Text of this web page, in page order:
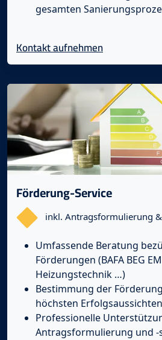
gesamten
Kontakt aufnehmen
Förderung-Service
inkl. Antragsformulierung
Umfassende Beratung
Förderungen (BAFA BEG
Heizungstechnik …)
Bestimmung der
höchsten Erfolgsaussichten
Professionelle
Antragsformulierung und -